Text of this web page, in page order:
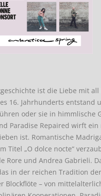
ist die Liebe mit
16. Jahrhunderts
oder sie in himmlische
Paradise Repaired wirft
ist. Romantische
Titel „O dolce nocte“
Rore und Andrea Gabrieli.
in der reichen Tradition
Blockflöte – von